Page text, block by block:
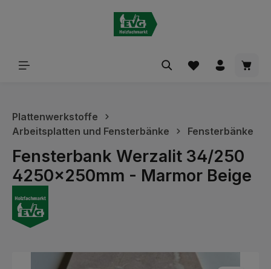
Plattenwerkstoffe
Arbeitsplatten und Fensterbänke
Fensterbänke
Fensterbank Werzalit 34/250
4250x250mm - Marmor Beige
Bildergalerie überspringen